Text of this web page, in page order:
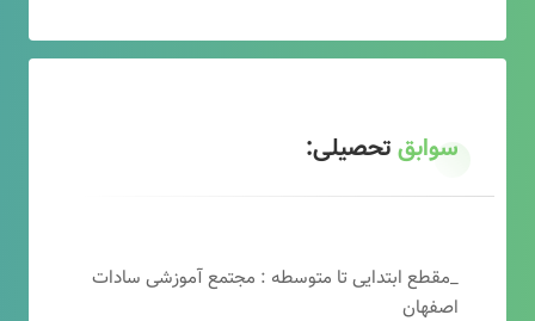
سوابقتحصیلی:
_مقطع ابتدایی تا متوسطه : مجتمع آموزشی سادات
اصفهان